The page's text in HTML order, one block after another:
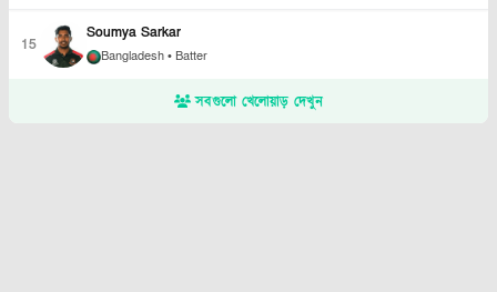
15
Soumya Sarkar
Bangladesh • Batter
সবগুলো খেলোয়াড় দেখুন